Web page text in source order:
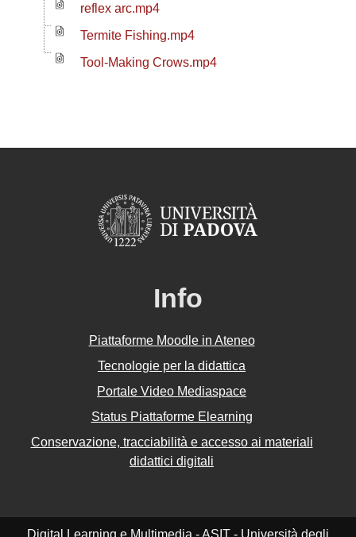
reflex arc.mp4
Termite Fishing.mp4
Tool-Making Crows.mp4
Info
Piattaforme Moodle in Ateneo
Tecnologie per la didattica
Portale Video Mediaspace
Status Piattaforme Elearning
Conservazione, tracciabilità e accesso ai materiali
didattici digitali
Digital Learning e Multimedia - ASIT - Università degli